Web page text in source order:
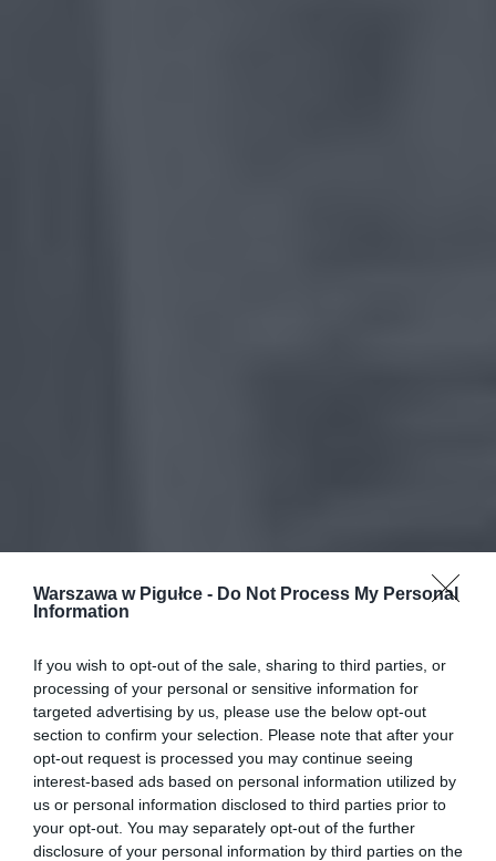
Warszawa w Pigułce - Do Not Process My Personal
Information
If you wish to opt-out of the sale, sharing to third parties, or
processing of your personal or sensitive information for
targeted advertising by us, please use the below opt-out
section to confirm your selection. Please note that after your
opt-out request is processed you may continue seeing
interest-based ads based on personal information utilized by
us or personal information disclosed to third parties prior to
your opt-out. You may separately opt-out of the further
disclosure of your personal information by third parties on the